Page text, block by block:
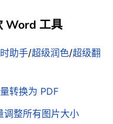
Word 工具
助手/超级润色/超级翻
转换为 PDF
调整所有图片大小